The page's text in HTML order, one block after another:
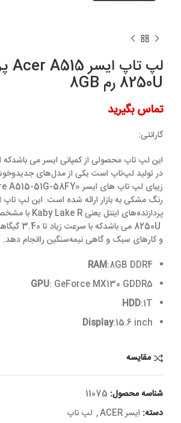
8250U رم 8GB
تماس بگیرید
گارانتی:
این لپ تاپ محصولی از کمپانی ایسر می باشدکه
در تولید لپ‌تاپ است یکی از مدل‌های
زیبای لپ تاپ های ایسرA515-51G-58FY»
رنگ مشکی به بازار ارائه شده است. این لپ
پردازنده‌های اینتل یعنیKaby Lake R با
8250U
می باشدکه
و کارهای سبک و گاهی نیمه‌سنگین راانجام دهد.
RAM:8GB DDR4
GPU: GeForce MX130 GDDR5
HDD:1T
Display:15.6 inch
مقایسه
شناسه محصول: 11075
دسته: ایسر ACER , لپ تاپ